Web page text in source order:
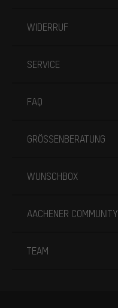
WIDERRUF
SERVICE
FAQ
GRÖSSENBERATUNG
WUNSCHBOX
AACHENER COMMUNITY
TEAM